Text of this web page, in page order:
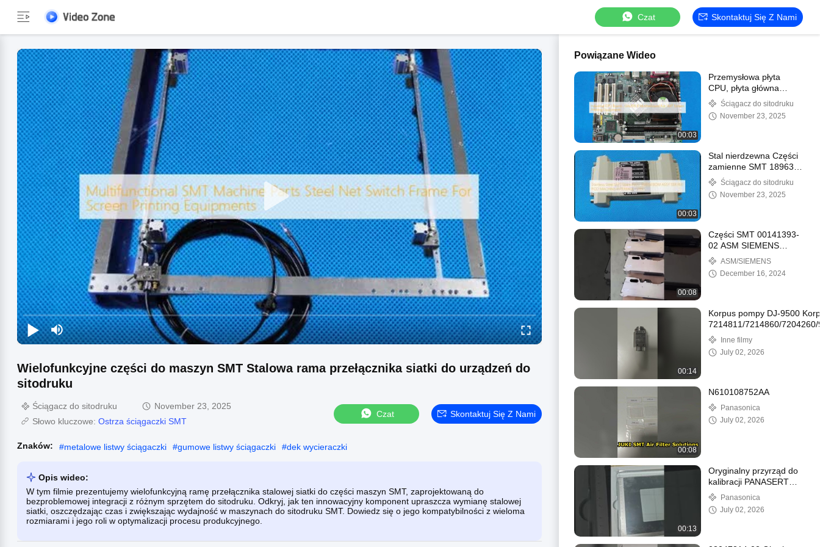
Czat Skontaktuj Się Z Nami
Wielofunkcyjne części do maszyn SMT Stalowa rama przełącznika siatki do urządzeń do
sitodruku
Ściągacz do sitodruku
November 23, 2025
Słowo kluczowe: Ostrza ściągaczki SMT
Czat Skontaktuj Się Z Nami
Znaków: #metalowe listwy ściągaczki #gumowe listwy ściągaczki #dek wycieraczki
Opis wideo:
W tym filmie prezentujemy wielofunkcyjną ramę przełącznika stalowej siatki do części maszyn SMT, zaprojektowaną do
bezproblemowej integracji z różnym sprzętem do sitodruku. Odkryj, jak ten innowacyjny komponent upraszcza wymianę stalowej
siatki, oszczędzając czas i zwiększając wydajność w maszynach do sitodruku SMT. Dowiedz się o jego kompatybilności z wieloma
rozmiarami i jego roli w optymalizacji procesu produkcyjnego.
Powiązane Wideo
00:03
Przemysłowa płyta
CPU, płyta główna
G4s300 B do sitodruku
SMT
Ściągacz do sitodruku
November 23, 2025
00:03
Stal nierdzewna Części
zamienne SMT 189634
BOM ASSY SSR FMI
POD INTERFEJS
MASZYNY / DEK
Ściągacz do sitodruku
November 23, 2025
00:08
Części SMT 00141393-
02 ASM SIEMENS
SIPLACE X SERIES
24mm X Splice Sensor
ASM/SIEMENS
December 16, 2024
00:14
Korpus pompy DJ-9500
7214811/7214860/
Inne filmy
July 02, 2026
00:08
N610108752AA
Panasonica
July 02, 2026
00:13
Oryginalny przyrząd do
kalibracji PANASERT
N610108752AA /
szklana płytka PCB –
zamienna płyta szklana
Panasonica
July 02, 2026